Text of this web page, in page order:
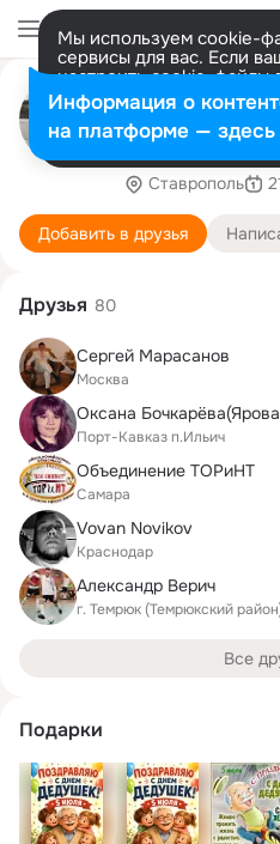
Мы используем cookie-
сервисы для вас. Если
настроить cookie-файлы
представитель. Больше
Разрешить все
Павел
Окончил
году
Ставрополь
Добавить в друзья
Друзья 80
Сергей Марасанов
Москва
Оксана
Порт-Кавказ п.Ильич
Объединение ТОРиНТ
Самара
Vovan Novikov
Краснодар
Александр Верич
г. Темрюк (Темрюкский
Все
Подарки
Информация о
на платформе — здесь